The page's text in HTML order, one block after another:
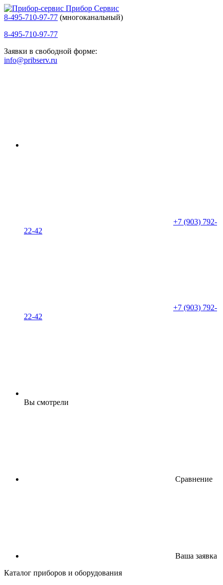
Прибор Сервис
8-495-710-97-77 (многоканальный)
8-495-710-97-77
Заявки в свободной форме:
info@pribserv.ru
+7 (903) 792-
22-42
+7 (903) 792-
22-42
Вы смотрели
Сравнение
Ваша заявка
Каталог приборов и оборудования